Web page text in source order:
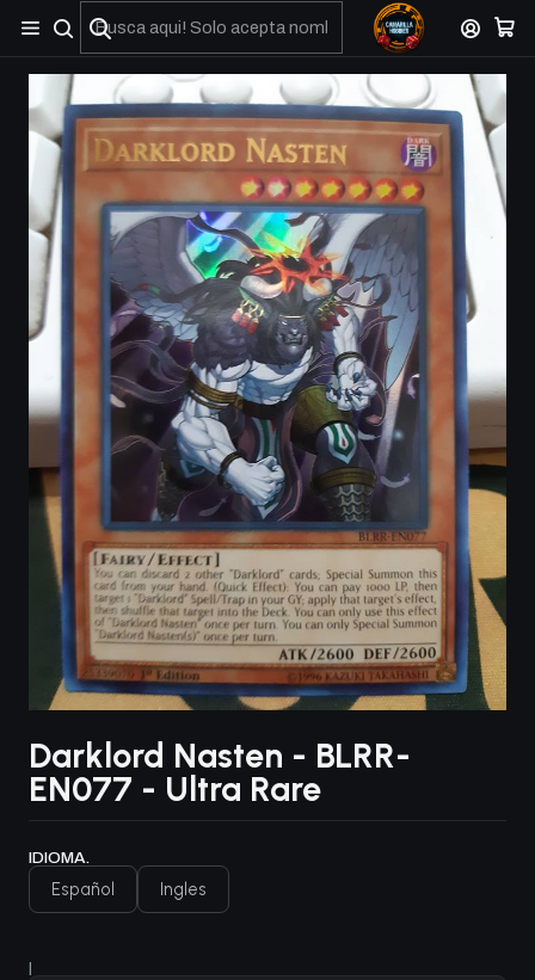
No olviden reportar sus depositos y transferencias por Whatsapp
Darklord Nasten - BLRR-
EN077 - Ultra Rare
IDIOMA.
Español Ingles
|